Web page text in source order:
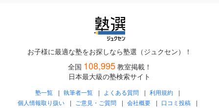
お子様に最適な塾をお探しなら塾選（ジュクセン）！
全国 108,995 教室掲載！
日本最大級の塾検索サイト
塾一覧 執筆者一覧 よくある質問
利用規約
個人情報取り扱い
ご意見・ご質問 会社概要
口コミ投稿